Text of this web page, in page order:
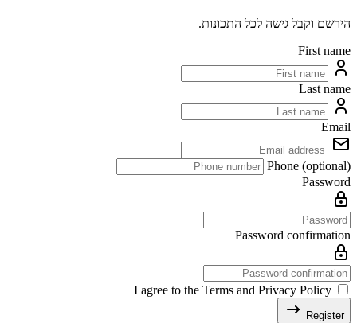
הירשם וקבל גישה לכל התכונות.
First name
Last name
Email
Phone (optional)
Password
Password confirmation
I agree to the Terms and Privacy Policy
Register